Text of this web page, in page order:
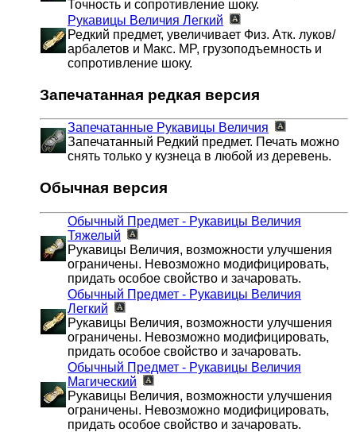
Точность и сопротивление шоку.
Рукавицы Величия Легкий
Редкий предмет, увеличивает Физ. Атк. луков/
арбалетов и Макс. MP, грузоподъемность и
сопротивление шоку.
Запечатанная редкая версия
Запечатанные Рукавицы Величия
Запечатанный Редкий предмет. Печать можно
снять только у кузнеца в любой из деревень.
Обычная версия
Обычный Предмет - Рукавицы Величия
Тяжелый
Рукавицы Величия, возможности улучшения
ограничены. Невозможно модифицировать,
придать особое свойство и зачаровать.
Обычный Предмет - Рукавицы Величия
Легкий
Рукавицы Величия, возможности улучшения
ограничены. Невозможно модифицировать,
придать особое свойство и зачаровать.
Обычный Предмет - Рукавицы Величия
Магический
Рукавицы Величия, возможности улучшения
ограничены. Невозможно модифицировать,
придать особое свойство и зачаровать.